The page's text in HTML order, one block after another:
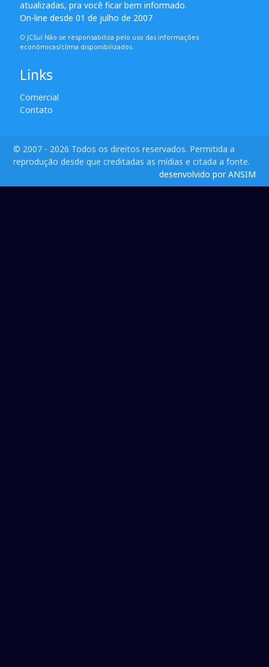
atualizadas, pra você ficar bem informado.
On-line desde 01 de julho de 2007
O JCSul Não se responsabiliza pelo uso das informações
econômicas/clima disponibilizados.
Links
Comercial
Contato
© 2007 - 2026 Todos os direitos reservados. Permitida a
reprodução desde que creditadas as mídias e citada a fonte.
desenvolvido por ANSIM